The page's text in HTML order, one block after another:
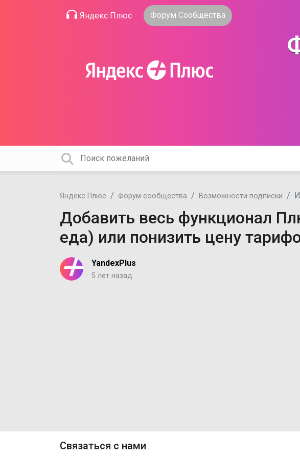
Яндекс Плюс Форум Сообщества
Яндекс Плюс Форум сообщества Возможности подписки
Добавить весь функционал
еда) или понизить цену
YandexPlus
5 лет назад
Связаться с нами